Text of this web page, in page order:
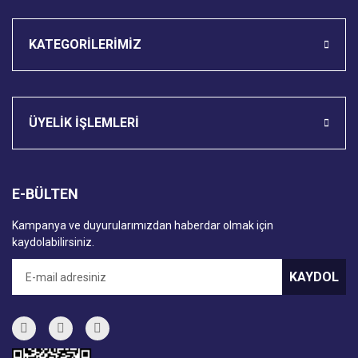
KATEGORİLERİMİZ
ÜYELİK İŞLEMLERİ
E-BÜLTEN
Kampanya ve duyurularımızdan haberdar olmak için
kaydolabilirsiniz.
KAYDOL